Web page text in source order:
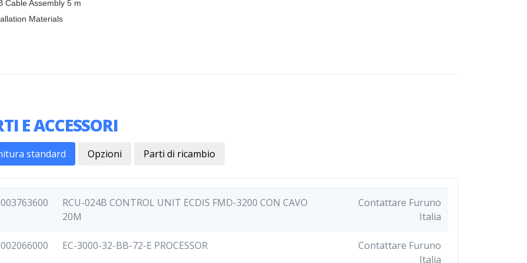
Cable Assembly 5 m
Materials
E ACCESSORI
standard Opzioni Parti di ricambio
RCU-024B CONTROL UNIT ECDIS FMD-3200 CON CAVO
20M
Contattare Furuno
Italia
EC-3000-32-BB-72-E PROCESSOR
Contattare Furuno
Italia